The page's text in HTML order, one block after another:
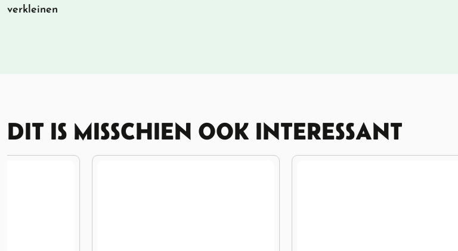
verkleinen
DIT IS MISSCHIEN OOK INTERESSANT